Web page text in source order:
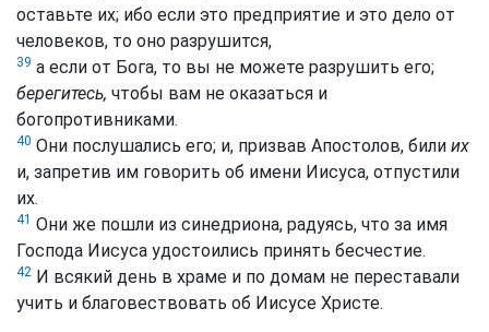
оставьте их; ибо если это предприятие и это дело от
человеков, то оно разрушится,
39 а если от Бога, то вы не можете разрушить его;
берегитесь, чтобы вам не оказаться и
богопротивниками.
40 Они послушались его; и, призвав Апостолов, били их
и, запретив им говорить об имени Иисуса, отпустили
их.
41 Они же пошли из синедриона, радуясь, что за имя
Господа Иисуса удостоились принять бесчестие.
42 И всякий день в храме и по домам не переставали
учить и благовествовать об Иисусе Христе.